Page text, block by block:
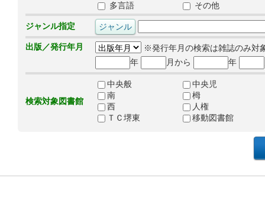
多言語
その他
ジャンル指定
出版／発行年月
※発行年月の検索は雑誌のみ対
年
月から 年
検索対象図書館
中央般
中央児
南
栂
西
人権
ＴＣ堺東
移動図書館